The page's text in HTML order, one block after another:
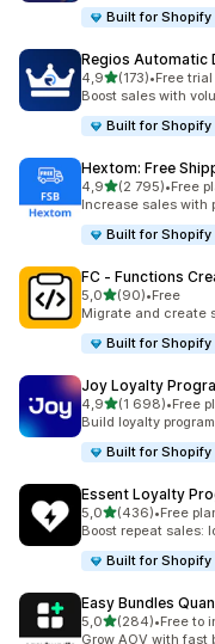
Built for Shopify
Regios Automatic
4,9z 5 hvězd
(173)
Celkový počet
•Free
Boost sales with
Built for Shopify
Hextom: Free
4,9z 5 hvězd
(2 795)
Celkový počet
•Free
Increase sales with
Built for Shopify
FC ‑ Functions
5,0z 5 hvězd
(90)
Celkový počet
•Free
Migrate and create
Built for Shopify
Joy Loyalty
4,9z 5 hvězd
(1 698)
Celkový počet
•Free
Build loyalty
Built for Shopify
Essent Loyalty
5,0z 5 hvězd
(436)
Celkový počet
•Free
Boost repeat sales:
Built for Shopify
Easy Bundles
5,0z 5 hvězd
(284)
Celkový počet
•Free to
Grow AOV with fast